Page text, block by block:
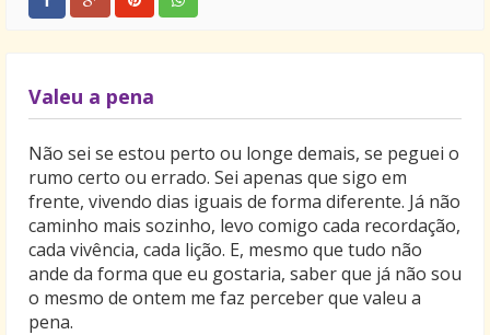
Valeu a pena
Não sei se estou perto ou longe demais, se peguei o
rumo certo ou errado. Sei apenas que sigo em
frente, vivendo dias iguais de forma diferente. Já não
caminho mais sozinho, levo comigo cada recordação,
cada vivência, cada lição. E, mesmo que tudo não
ande da forma que eu gostaria, saber que já não sou
o mesmo de ontem me faz perceber que valeu a
pena.